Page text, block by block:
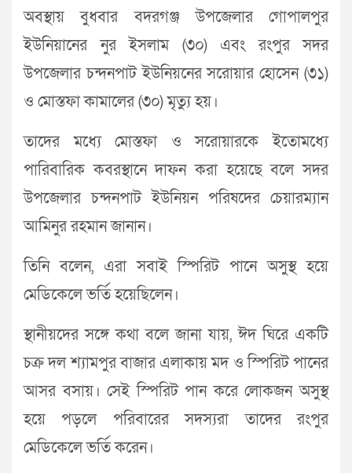
অবস্থায় বুধবার বদরগঞ্জ উপজেলার গোপালপুর
ইউনিয়ানের নুর ইসলাম (৩০) এবং রংপুর সদর
উপজেলার চন্দনপাট ইউনিয়নের সরোয়ার হোসেন (৩১)
ও মোস্তফা কামালের (৩০) মৃত্যু হয়।
তাদের মধ্যে মোস্তফা ও সরোয়ারকে ইতোমধ্যে
পারিবারিক কবরস্থানে দাফন করা হয়েছে বলে সদর
উপজেলার চন্দনপাট ইউনিয়ন পরিষদের চেয়ারম্যান
আমিনুর রহমান জানান।
তিনি বলেন, এরা সবাই স্পিরিট পানে অসুস্থ হয়ে
মেডিকেলে ভর্তি হয়েছিলেন।
স্থানীয়দের সঙ্গে কথা বলে জানা যায়, ঈদ ঘিরে একটি
চক্র দল শ্যামপুর বাজার এলাকায় মদ ও স্পিরিট পানের
আসর বসায়। সেই স্পিরিট পান করে লোকজন অসুস্থ
হয়ে পড়লে পরিবারের সদস্যরা তাদের রংপুর
মেডিকেলে ভর্তি করেন।